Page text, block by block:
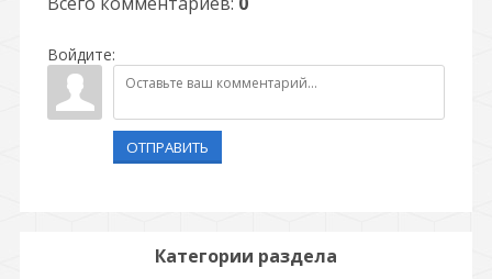
Войдите:
ОТПРАВИТЬ
Категории раздела